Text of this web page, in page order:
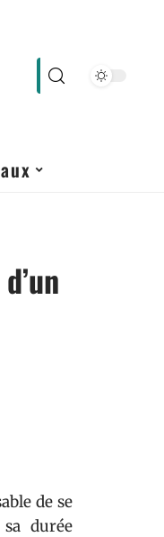
de se
durée